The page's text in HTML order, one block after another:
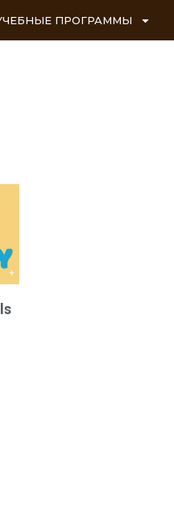
ПРОГРАММЫ